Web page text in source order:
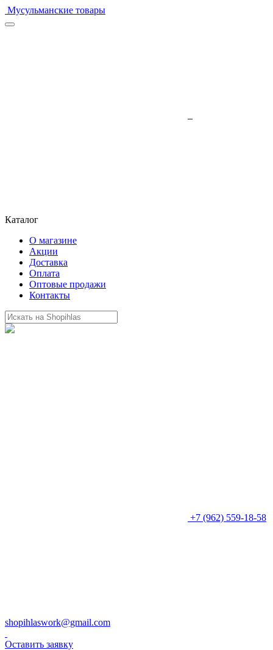
Мусульманские товары
Каталог
О магазине
Акции
Доставка
Оплата
Оптовые продажи
Контакты
+7 (962) 559-18-58
shopihlaswork@gmail.com
Оставить заявку